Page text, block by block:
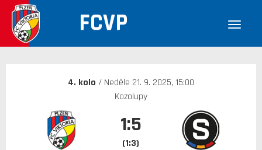
FCVP
30. 12. 1899
4. kolo / Neděle 21. 9. 2025, 15:00
Kozolupy
1:5
(1:3)